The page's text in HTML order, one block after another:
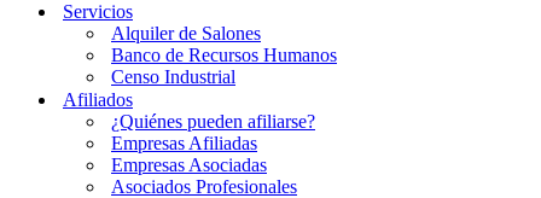
Servicios
Alquiler de Salones
Banco de Recursos Humanos
Censo Industrial
Afiliados
¿Quiénes pueden afiliarse?
Empresas Afiliadas
Empresas Asociadas
Asociados Profesionales